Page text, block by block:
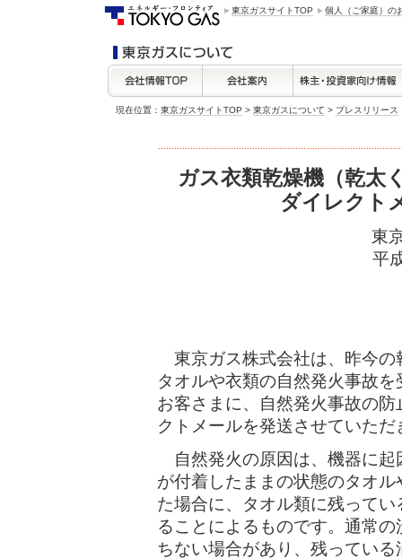
東京ガスサイトTOP 個人（ご家庭）の
現在位置： 東京ガスサイトTOP > 東京ガスについて > プレスリリース
ガス衣類乾燥機（乾太
ダイレクト
東
平
東京ガス株式会社は、昨今の
タオルや衣類の自然発火事故
お客さまに、自然発火事故の
クトメールを発送させていただ
自然発火の原因は、機器に起
が付着したままの状態のタオ
た場合に、タオル類に残って
ることによるものです。通常
ちない場合があり、残ってい